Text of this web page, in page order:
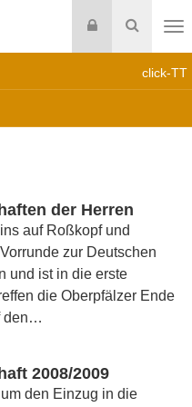
Suche
Login
click-TT
der Herren
auf Roßkopf und
zur Deutschen
und ist in die erste
die Oberpfälzer Ende
den…
2008/2009
den Einzug in die